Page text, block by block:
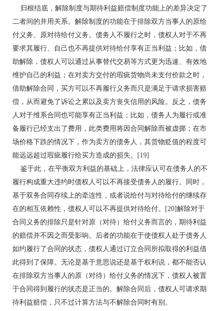
归根结底，解除制度与期待利益赔偿制度功能上的差异决定了
二者间的并用关系。解除制度的功能在于排除双方当事人的原给
付义务、原对待给付义务。债务人不履行之时，债权人对于不再
要求其履行、自己也不再提供对待给付享有正当利益；比如，借
助解除，债权人可以通过从事替代交易等方式更为迅速、有效地
维护自己的利益；在对卖方交付的瑕疵货物尚未支付价款之时，
借助解除合同，买方可以不再履行义务而只是满足于请求损害赔
偿，从而避免了诉讼之累以及卖方丧失信用的风险。反之，债务
人对于维系合同也可能享有正当利益；比如，债务人为履行或准
备履行已经支出了费用，此类费用将因合同解除而被虚掷；在市
场价格下跌的情况下，作为卖方的债务人，其货物贬值的程度可
能远远超过瑕疵履行给买方造成的损失。[19]
鉴于此，在平衡双方利益的基础上，法律应认可在债务人的不
履行构成重大违约时债权人可以不再接受债务人的履行。同时，
基于双务合同存续上的牵连性，或者说给付与对待给付的继续存
在的相互依赖性，债权人可以不再提供对待给付。[20]解除对于
合同义务的排除只是针对原（对待）给付义务而言的，期待利益
的赔偿并不因之而受影响。后者的功能在于使债权人处于债务人
如约履行了合同的状态，债权人通过订立合同所拟取得的利益借
此得到了保障。无论是基于意思说还是基于权利说，都不能否认
在排除双方当事人的原（对待）给付义务的情况下，债权人被置
于合同得到履行的状态是正当的。解除合同后，债权人可请求期
待利益赔偿，只不过计算方法与不解除合同时有别。